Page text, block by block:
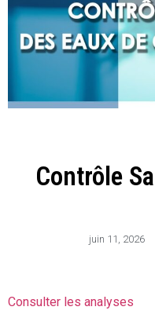
Contrôle
juin 11, 2026
Consulter les analyses